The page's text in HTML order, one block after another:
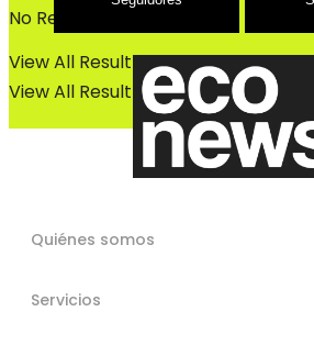
View All Result
No Result
View All Result
Quiénes somos
Servicios